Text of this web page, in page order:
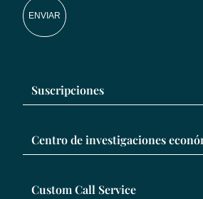
ENVIAR
Suscripciones
Centro de investigaciones
Custom Call Service